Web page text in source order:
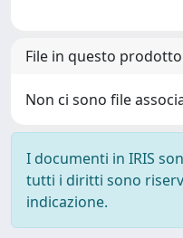
File in questo
Non ci sono file
I documenti in IRIS
tutti i diritti sono
indicazione.